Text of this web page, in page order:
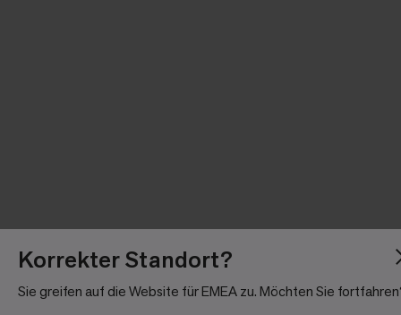
Korrekter Standort?
Sie greifen auf die Website für EMEA zu. Möchten Sie